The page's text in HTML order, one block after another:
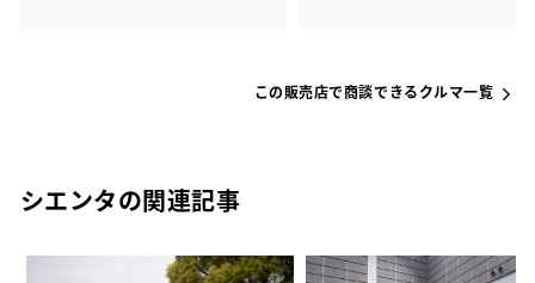
この販売店で商談できるクルマ一覧
シエンタの関連記事